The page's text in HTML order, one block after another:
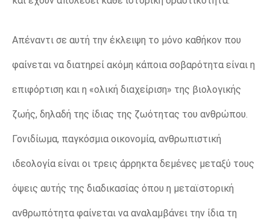
Απέναντι σε αυτή την έκλειψη το μόνο καθήκον που
φαίνεται να διατηρεί ακόμη κάποια σοβαρότητα είναι η
επιφόρτιση και η «ολική διαχείριση» της βιολογικής
ζωής, δηλαδή της ίδιας της ζωότητας του ανθρώπου.
Γονιδίωμα, παγκόσμια οικονομία, ανθρωπιστική
ιδεολογία είναι οι τρεις άρρηκτα δεμένες μεταξύ τους
όψεις αυτής της διαδικασίας όπου η μεταϊστορική
ανθρωπότητα φαίνεται να αναλαμβάνει την ίδια τη